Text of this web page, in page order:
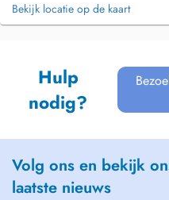
Bekijk locatie op de kaart
Hulp
nodig?
Volg ons en bekijk
laatste nieuws